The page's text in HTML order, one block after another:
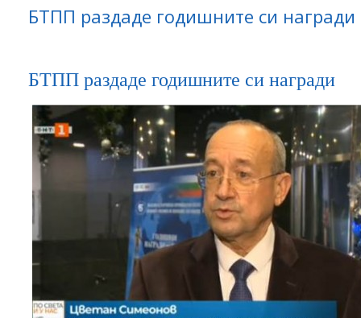
БТПП раздаде годишните си награди
БТПП раздаде годишните си награди